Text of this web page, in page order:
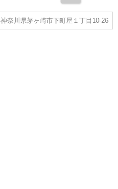
神奈川県茅ヶ崎市下町屋１丁目10-26